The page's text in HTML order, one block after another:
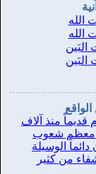
الله
الله
البَين
البَين
قديماً منذ آلاف
معظم شعوب
دائماً الوسيلة
من كثير